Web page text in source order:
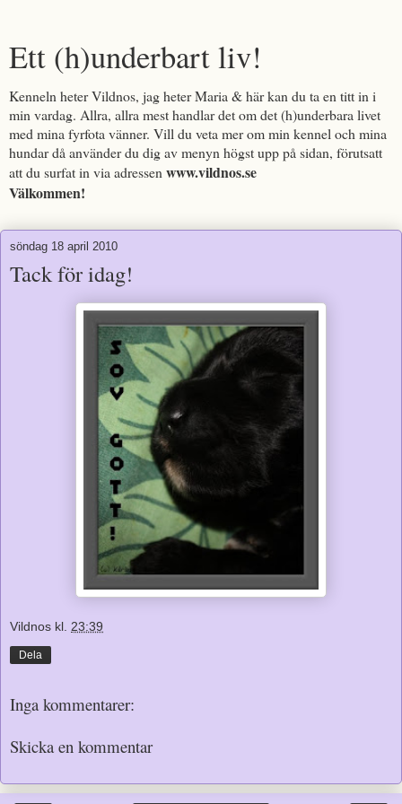
Ett (h)underbart liv!
Kenneln heter Vildnos, jag heter Maria & här kan du ta en titt in i
min vardag. Allra, allra mest handlar det om det (h)underbara livet
med mina fyrfota vänner. Vill du veta mer om min kennel och mina
hundar då använder du dig av menyn högst upp på sidan, förutsatt
att du surfat in via adressen www.vildnos.se
Välkommen!
söndag 18 april 2010
Tack för idag!
Vildnos kl. 23:39
Dela
Inga kommentarer:
Skicka en kommentar